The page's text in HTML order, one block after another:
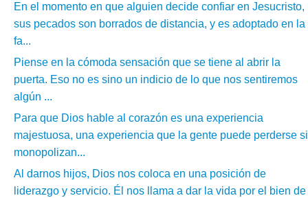
En el momento en que alguien decide confiar en Jesucristo,
sus pecados son borrados de distancia, y es adoptado en la
fa...
Piense en la cómoda sensación que se tiene al abrir la
puerta. Eso no es sino un indicio de lo que nos sentiremos
algún ...
Para que Dios hable al corazón es una experiencia
majestuosa, una experiencia que la gente puede perderse si
monopolizan...
Al darnos hijos, Dios nos coloca en una posición de
liderazgo y servicio. Él nos llama a dar la vida por el bien de